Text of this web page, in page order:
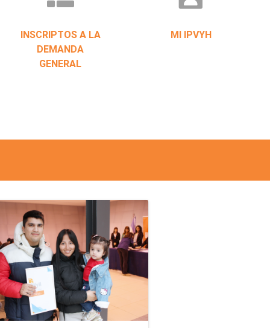
INSCRIPTOS A LA
DEMANDA
GENERAL
MI IPVYH